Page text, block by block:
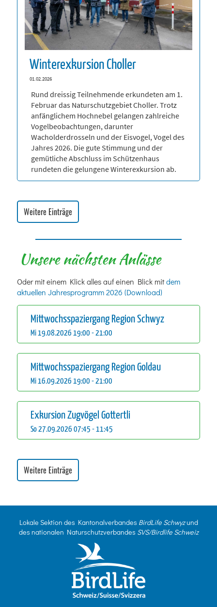
Winterexkursion Choller
01.02.2026
Rund dreissig Teilnehmende erkundeten am 1.
Februar das Naturschutzgebiet Choller. Trotz
anfänglichem Hochnebel gelangen zahlreiche
Vogelbeobachtungen, darunter
Wacholderdrosseln und der Eisvogel, Vogel des
Jahres 2026. Die gute Stimmung und der
gemütliche Abschluss im Schützenhaus
rundeten die gelungene Winterexkursion ab.
Weitere Einträge
Unsere nächsten Anlässe
Oder mit einem Klick alles auf einen Blick mitdem
aktuellen Jahresprogramm 2026 (Download)
Mittwochsspaziergang Region Schwyz
Mi 19.08.2026 19:00 - 21:00
Mittwochsspaziergang Region Goldau
Mi 16.09.2026 19:00 - 21:00
Exkursion Zugvögel Gottertli
So 27.09.2026 07:45 - 11:45
Weitere Einträge
Lokale Sektion des Kantonalverbandes BirdLife Schwyzund
des nationalen Naturschutzverbandes SVS/Birdlife Schweiz